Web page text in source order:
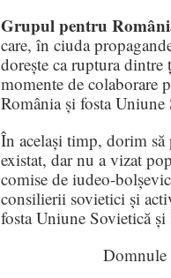
Grupul pentru
care, în ciuda
dorește ca ruptura dintre
momente de colaborare
România și fosta Uniune
În același timp, dorim să
existat, dar nu a vizat
comise de iudeo-
consilierii sovietici și
fosta Uniune Sovietică